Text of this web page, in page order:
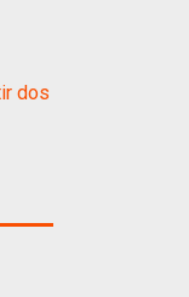
dos